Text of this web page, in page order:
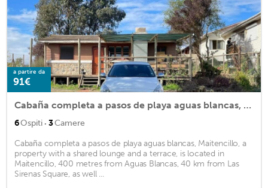
a partire da
91€
Cabaña completa a pasos de playa aguas blancas, Maitencillo
6Ospiti · 3Camere
Cabaña completa a pasos de playa aguas blancas, Maitencillo, a
property with a shared lounge and a terrace, is located in
Maitencillo, 400 metres from Aguas Blancas, 40 km from Las
Sirenas Square, as well ...